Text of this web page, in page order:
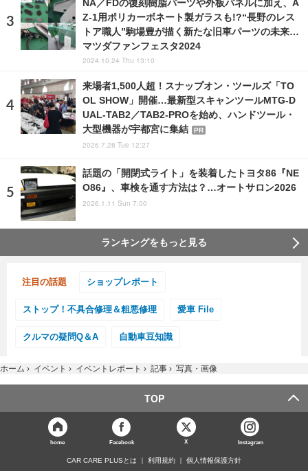
NA／FDの復刻樹脂パーツや外板パネルに加え、A
Z-1用ポリカーボネート製ガラスも!?“長野のレス
トア職人”駒場豊が描く新たな旧車パーツの未来…
マツダファンフェスタ2024
2024.10.24 Thu 13:10
来場者1,500人超！スナップオン・ツールズ「TO
OL SHOW」開催…最新型スキャンツールMTG-D
UAL-TAB2／TAB2-PROを始め、ハンドツール・
大型機器が宇都宮に集結
PR
2026.7.28 Tue 12:27
話題の「開閉式ライト」を装着したトヨタ86『NE
O86』、車検を通す方法は？…オートサロン2026
2026.1.11 Sun 7:00
ランキングをもっと見る
注目の話題 ショップレポート
ストップ！不具合修理＆粗悪修理 愛車 File
クルマの疑問Q＆A 自動車豆知識
ホーム › イベント › イベントレポート › 記事 › 写真・画像
TOP
home Facebook X Instagram
CAR CARE PLUSとは 利用規約 個人情報保護方針